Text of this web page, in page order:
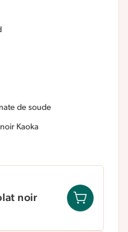
de soude
Kaoka
noir